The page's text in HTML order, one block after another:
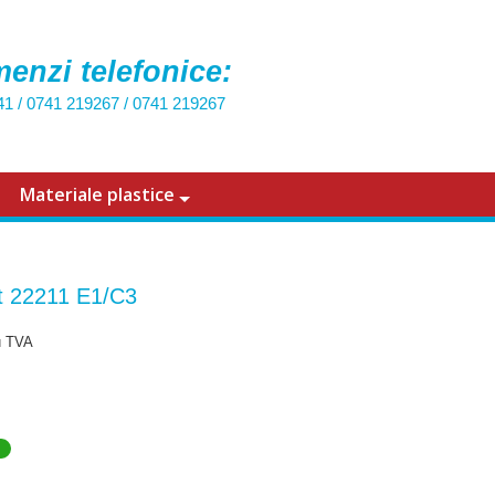
telefonice:
/ 0741 219267/ 0741 219267
Materiale plastice
22211 E1/C3
TVA